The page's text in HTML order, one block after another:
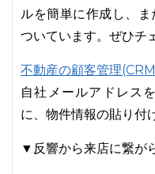
ルを簡単に作成し、
ついています。ぜひチ
不動産の顧客管理
自社メールアドレス
に、物件情報の貼り付
▼反響から来店に繋が